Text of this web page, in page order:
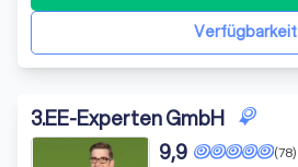
Verfügbarkeit
3.EE-Experten GmbH
(78)
9,9